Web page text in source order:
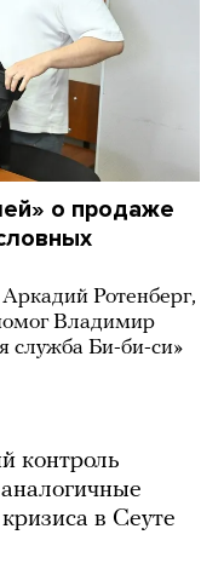
о продаже
Ротенберг,
Владимир
служба Би-би-си»
контроль
в Сеуте